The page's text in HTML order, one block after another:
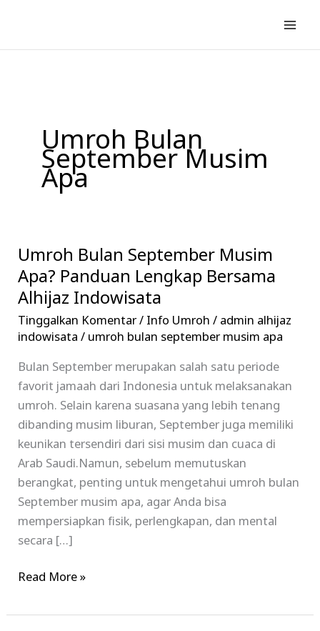
konten
Umroh Bulan
September Musim
Apa
Umroh Bulan September Musim
Apa? Panduan Lengkap Bersama
Alhijaz Indowisata
Tinggalkan Komentar/ Info Umroh / admin alhijaz
indowisata/ umroh bulan september musim apa
Bulan September merupakan salah satu periode
favorit jamaah dari Indonesia untuk melaksanakan
umroh. Selain karena suasana yang lebih tenang
dibanding musim liburan, September juga memiliki
keunikan tersendiri dari sisi musim dan cuaca di
Arab Saudi.Namun, sebelum memutuskan
berangkat, penting untuk mengetahui umroh bulan
September musim apa, agar Anda bisa
mempersiapkan fisik, perlengkapan, dan mental
secara […]
Umroh
Bulan
September
Musim
Apa?
Lengkap
Bersama
Alhijaz
Indowisata
Read More »